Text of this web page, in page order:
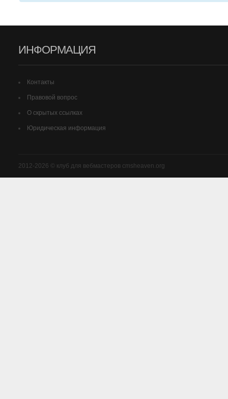
ИНФОРМАЦИЯ
Контакты
Правовой вопрос
О скрытых ссылках
Юридическая информация
2012-2026 © клуб для вебмастеров cmsheaven.org